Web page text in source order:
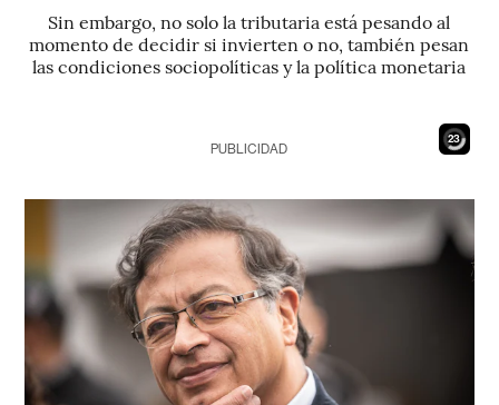
Sin embargo, no solo la tributaria está pesando al
momento de decidir si invierten o no, también pesan
las condiciones sociopolíticas y la política monetaria
22
PUBLICIDAD